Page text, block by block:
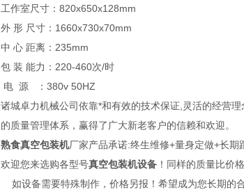
工作室尺寸：820x650x128mm
外 形 尺寸：1660x730x70mm
中 心 距离：235mm
包 装 能力：220-460次/时
电 源 ：380v 50HZ
诸城卓力机械公司依靠*和有效的技术保证,灵活的经营
的质量管理体系，赢得了广大新老客户的信赖和欢迎。
熟食真空包装机厂家产品承诺:终生维修+量身定做+长期
欢迎您来选购各型号真空包装机设备 ！同样的质量比价
如设备需要特殊制作，价格另报！希望成为您长期的